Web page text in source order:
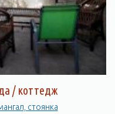
/ коттедж
стоянка